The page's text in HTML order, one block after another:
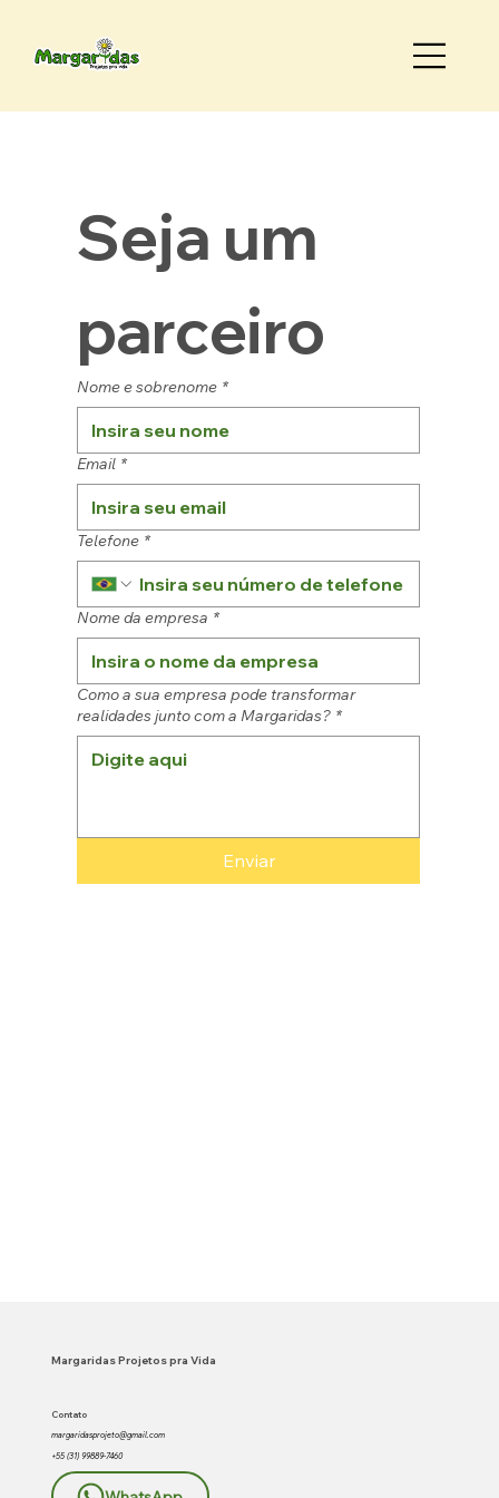
Seja um
parceiro
Nome e sobrenome *
Email *
Telefone *
Nome da empresa *
Como a sua empresa pode transformar
realidades junto com a Margaridas? *
Enviar
Margaridas Projetos pra Vida
Contato
margaridasprojeto@gmail.com
+55 (31) 99889-7460